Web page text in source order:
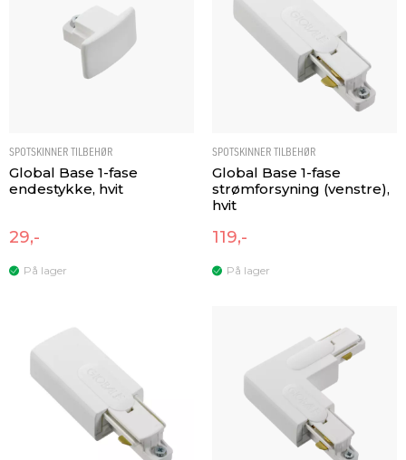
SPOTSKINNER TILBEHØR
Global Base 1-fase
endestykke, hvit
29,-
På lager
SPOTSKINNER TILBEHØR
Global Base 1-fase
strømforsyning (venstre),
hvit
119,-
På lager